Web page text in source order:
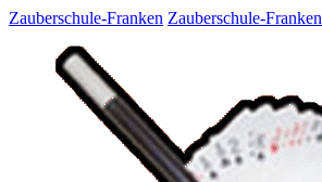
Zauberschule-Franken Zauberschule-Franken